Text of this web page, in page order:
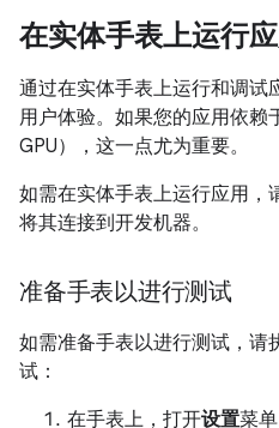
在实体手表上运行应
通过在实体手表上运行和调试
用户体验。如果您的应用依赖
GPU），这一点尤为重要。
如需在实体手表上运行应用，
将其连接到开发机器。
准备手表以进行测试
如需准备手表以进行测试，请
试：
在手表上，打开设置菜单